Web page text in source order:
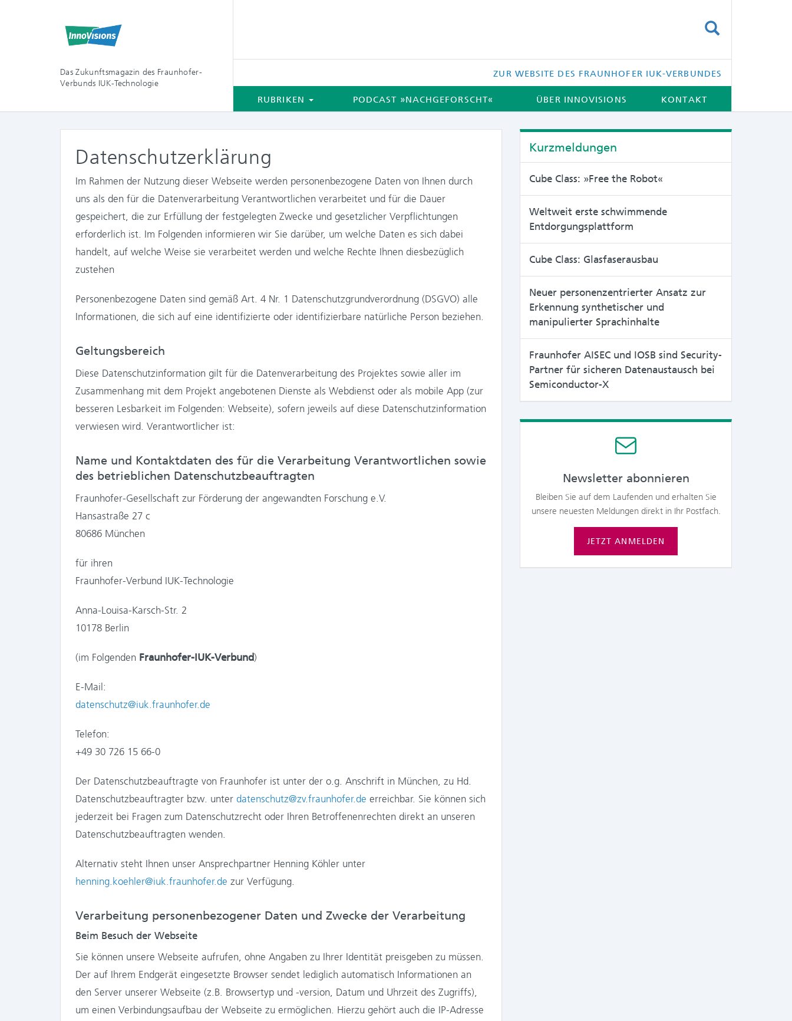
Das Zukunftsmagazin des Fraunhofer-
Verbunds IUK-Technologie
ZUR WEBSITE DES FRAUNHOFER IUK-VERBUNDES
RUBRIKEN PODCAST »NACHGEFORSCHT« ÜBER INNOVISIONS KONTAKT
Datenschutzerklärung
Im Rahmen der Nutzung dieser Webseite werden personenbezogene Daten von Ihnen durch
uns als den für die Datenverarbeitung Verantwortlichen verarbeitet und für die Dauer
gespeichert, die zur Erfüllung der festgelegten Zwecke und gesetzlicher Verpflichtungen
erforderlich ist. Im Folgenden informieren wir Sie darüber, um welche Daten es sich dabei
handelt, auf welche Weise sie verarbeitet werden und welche Rechte Ihnen diesbezüglich
zustehen
Personenbezogene Daten sind gemäß Art. 4 Nr. 1 Datenschutzgrundverordnung (DSGVO) alle
Informationen, die sich auf eine identifizierte oder identifizierbare natürliche Person beziehen.
Geltungsbereich
Diese Datenschutzinformation gilt für die Datenverarbeitung des Projektes sowie aller im
Zusammenhang mit dem Projekt angebotenen Dienste als Webdienst oder als mobile App (zur
besseren Lesbarkeit im Folgenden: Webseite), sofern jeweils auf diese Datenschutzinformation
verwiesen wird. Verantwortlicher ist:
Name und Kontaktdaten des für die Verarbeitung Verantwortlichen sowie
des betrieblichen Datenschutzbeauftragten
Fraunhofer-Gesellschaft zur Förderung der angewandten Forschung e.V.
Hansastraße 27 c
80686 München
für ihren
Fraunhofer-Verbund IUK-Technologie
Anna-Louisa-Karsch-Str. 2
10178 Berlin
(im Folgenden Fraunhofer-IUK-Verbund)
E-Mail:
datenschutz@iuk.fraunhofer.de
Telefon:
+49 30 726 15 66-0
Der Datenschutzbeauftragte von Fraunhofer ist unter der o.g. Anschrift in München, zu Hd.
Datenschutzbeauftragter bzw. unter datenschutz@zv.fraunhofer.de erreichbar. Sie können sich
jederzeit bei Fragen zum Datenschutzrecht oder Ihren Betroffenenrechten direkt an unseren
Datenschutzbeauftragten wenden.
Alternativ steht Ihnen unser Ansprechpartner Henning Köhler unter
henning.koehler@iuk.fraunhofer.de zur Verfügung.
Verarbeitung personenbezogener Daten und Zwecke der Verarbeitung
Beim Besuch der Webseite
Sie können unsere Webseite aufrufen, ohne Angaben zu Ihrer Identität preisgeben zu müssen.
Der auf Ihrem Endgerät eingesetzte Browser sendet lediglich automatisch Informationen an
den Server unserer Webseite (z.B. Browsertyp und -version, Datum und Uhrzeit des Zugriffs),
um einen Verbindungsaufbau der Webseite zu ermöglichen. Hierzu gehört auch die IP-Adresse
Kurzmeldungen
Cube Class: »Free the Robot«
Weltweit erste schwimmende
Entdorgungsplattform
Cube Class: Glasfaserausbau
Neuer personenzentrierter Ansatz zur
Erkennung synthetischer und
manipulierter Sprachinhalte
Fraunhofer AISEC und IOSB sind Security-
Partner für sicheren Datenaustausch bei
Semiconductor-X
Newsletter abonnieren
Bleiben Sie auf dem Laufenden und erhalten Sie
unsere neuesten Meldungen direkt in Ihr Postfach.
JETZT ANMELDEN